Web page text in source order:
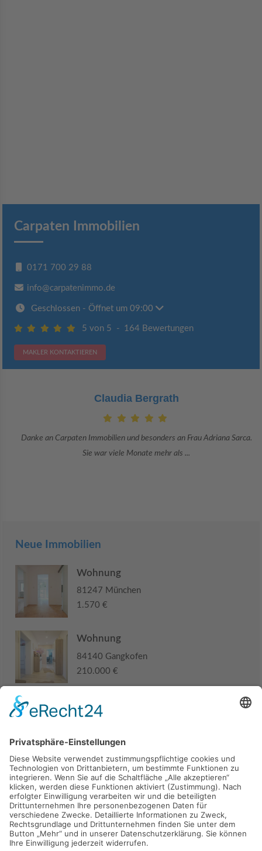
Carpaten Immobilien
0171 700 29 88
info@carpatenimmo.de
Geschlossen - Öffnet um 09:00
5 von 5 - 164 Bewertungen
MAKLER KONTAKTIEREN
Claudia Bergrath
Danke an Carpaten Immobilien und besonders an Frau Adriana Sarca.
Sie war viele Monate mehr als ...
Neue Immobilien
Wohnung
81247 München
1.570 €
Wohnung
84140 Gangkofen
210.000 €
Haus
285.000 €
Kaufen Verkaufen Mieten Vermieten
Kontakt Impressum